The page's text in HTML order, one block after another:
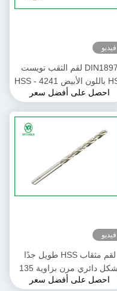
فيديو
DIN1897 لقم الثقب تويست
HSS باللون الأبيض HSS - 4241
مادة 60 - 66HRC صلابة
احصل على أفضل سعر
فيديو
لقم مثقاب HSS طويل جدًا
بشكل دائري مرن بزاوية 135
درجة لقم الثقب الكوبالت
احصل على أفضل سعر